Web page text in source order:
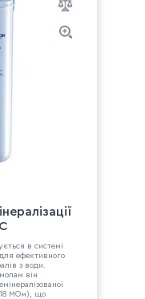
в системі
ефективного
з води.
він
18 МОм), що